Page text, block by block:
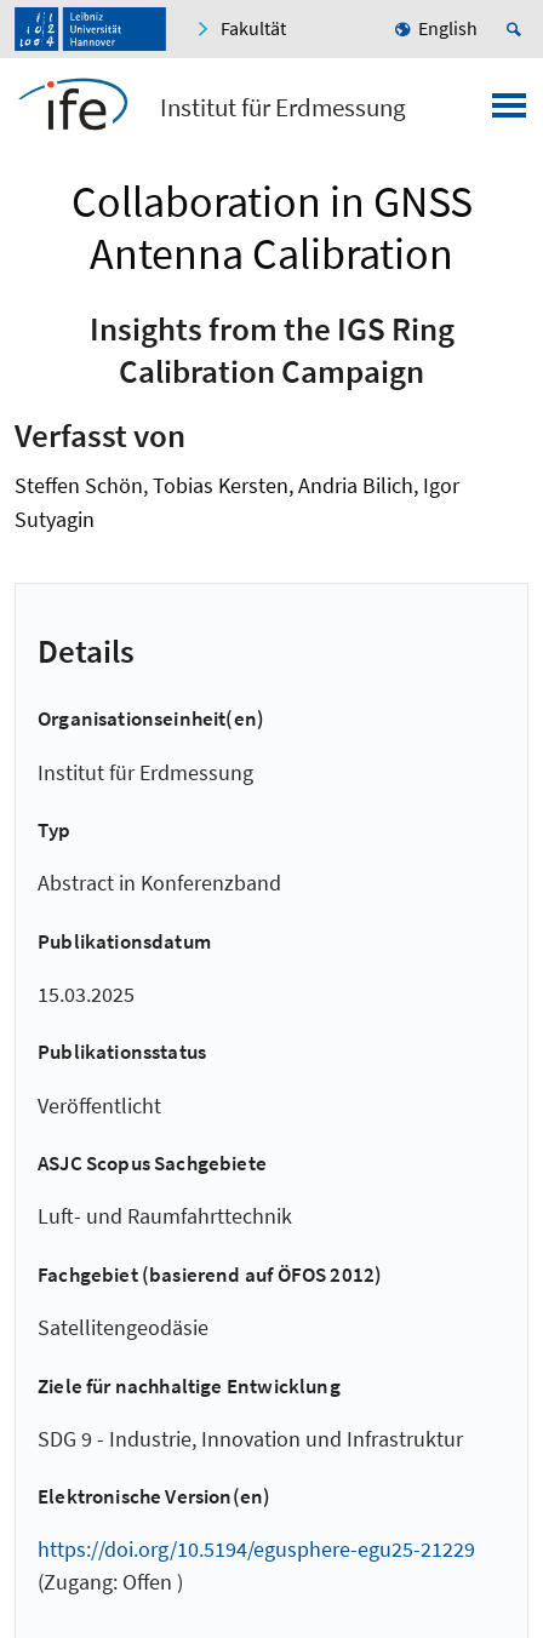
Fakultät English
Institut für Erdmessung
Collaboration in GNSS
Antenna Calibration
Insights from the IGS Ring
Calibration Campaign
Verfasst von
Steffen Schön, Tobias Kersten, Andria Bilich, Igor
Sutyagin
Details
Organisationseinheit(en)
Institut für Erdmessung
Typ
Abstract in Konferenzband
Publikationsdatum
15.03.2025
Publikationsstatus
Veröffentlicht
ASJC Scopus Sachgebiete
Luft- und Raumfahrttechnik
Fachgebiet (basierend auf ÖFOS 2012)
Satellitengeodäsie
Ziele für nachhaltige Entwicklung
SDG 9 - Industrie, Innovation und Infrastruktur
Elektronische Version(en)
https://doi.org/10.5194/egusphere-egu25-21229
(Zugang: Offen )